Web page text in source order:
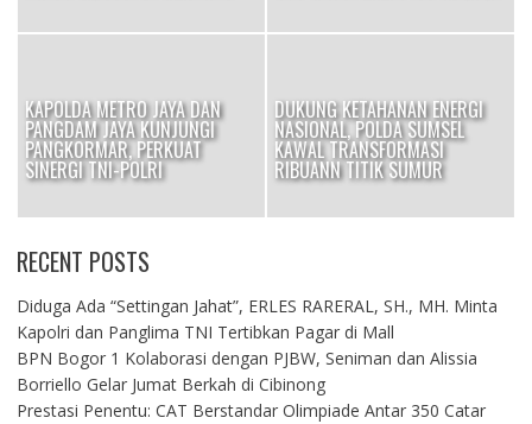
KAPOLDA METRO JAYA DAN
PANGDAM JAYA KUNJUNGI
PANGKORMAR, PERKUAT
SINERGI TNI-POLRI
DUKUNG KETAHANAN ENERGI
NASIONAL, POLDA SUMSEL
KAWAL TRANSFORMASI
RIBUANN TITIK SUMUR
RECENT POSTS
Diduga Ada “Settingan Jahat”, ERLES RARERAL, SH., MH. Minta
Kapolri dan Panglima TNI Tertibkan Pagar di Mall
BPN Bogor 1 Kolaborasi dengan PJBW, Seniman dan Alissia
Borriello Gelar Jumat Berkah di Cibinong
Prestasi Penentu: CAT Berstandar Olimpiade Antar 350 Catar